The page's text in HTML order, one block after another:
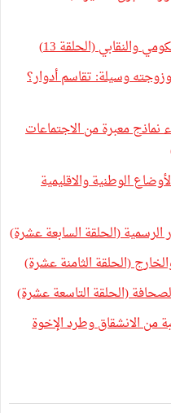
والنقابي (الحلقة 13)
وسيلة: تقاسم أدوار؟
نماذج معبرة من الاجتماعات
1982 وغرابة الأوضاع الوطنية والاقليمية
(الحلقة السابعة عشرة)
(الحلقة الثامنة عشرة)
(الحلقة التاسعة عشرة)
الانشقاق وطرد الإخوة